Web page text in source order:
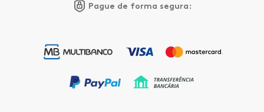
Pague de forma segura: